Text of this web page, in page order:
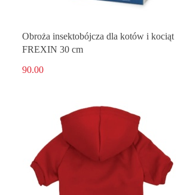
Obroża insektobójcza dla kotów i kociąt
FREXIN 30 cm
90.00